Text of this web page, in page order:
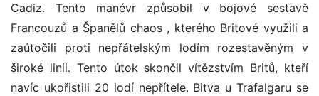
Cadiz. Tento manévr způsobil v bojové sestavě
Francouzů a Španělů chaos , kterého Britové využili a
zaútočili proti nepřátelským lodím rozestavěným v
široké linii. Tento útok skončil vítězstvím Britů, kteří
navíc ukořistili 20 lodí nepřítele. Bitva u Trafalgaru se